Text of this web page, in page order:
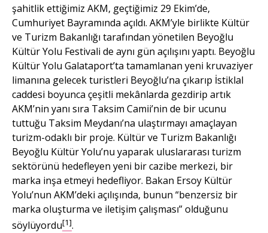
şahitlik ettiğimiz AKM, geçtiğimiz 29 Ekim’de,
Cumhuriyet Bayramında açıldı. AKM’yle birlikte Kültür
ve Turizm Bakanlığı tarafından yönetilen Beyoğlu
Kültür Yolu Festivali de aynı gün açılışını yaptı. Beyoğlu
Kültür Yolu Galataport’ta tamamlanan yeni kruvaziyer
limanına gelecek turistleri Beyoğlu’na çıkarıp İstiklal
caddesi boyunca çeşitli mekânlarda gezdirip artık
AKM’nin yanı sıra Taksim Camii’nin de bir ucunu
tuttuğu Taksim Meydanı’na ulaştırmayı amaçlayan
turizm-odaklı bir proje. Kültür ve Turizm Bakanlığı
Beyoğlu Kültür Yolu’nu yaparak uluslararası turizm
sektörünü hedefleyen yeni bir cazibe merkezi, bir
marka inşa etmeyi hedefliyor. Bakan Ersoy Kültür
Yolu’nun AKM’deki açılışında, bunun “benzersiz bir
marka oluşturma ve iletişim çalışması” olduğunu
söylüyordu[1].